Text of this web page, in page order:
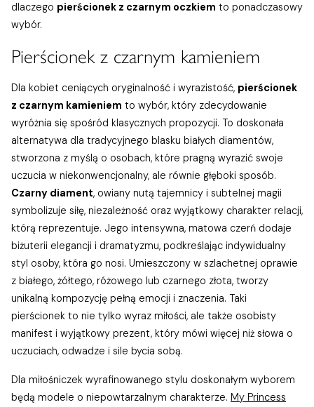
dlaczego pierścionek z czarnym oczkiem to ponadczasowy
wybór.
Pierścionek z czarnym kamieniem
Dla kobiet ceniących oryginalność i wyrazistość, pierścionek
z czarnym kamieniem to wybór, który zdecydowanie
wyróżnia się spośród klasycznych propozycji. To doskonała
alternatywa dla tradycyjnego blasku białych diamentów,
stworzona z myślą o osobach, które pragną wyrazić swoje
uczucia w niekonwencjonalny, ale równie głęboki sposób.
Czarny diament, owiany nutą tajemnicy i subtelnej magii
symbolizuje siłę, niezależność oraz wyjątkowy charakter relacji,
którą reprezentuje. Jego intensywna, matowa czerń dodaje
biżuterii elegancji i dramatyzmu, podkreślając indywidualny
styl osoby, która go nosi. Umieszczony w szlachetnej oprawie
z białego, żółtego, różowego lub czarnego złota, tworzy
unikalną kompozycję pełną emocji i znaczenia. Taki
pierścionek to nie tylko wyraz miłości, ale także osobisty
manifest i wyjątkowy prezent, który mówi więcej niż słowa o
uczuciach, odwadze i sile bycia sobą.
Dla miłośniczek wyrafinowanego stylu doskonałym wyborem
będą modele o niepowtarzalnym charakterze. My Princess